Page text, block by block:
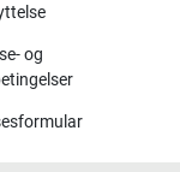
og